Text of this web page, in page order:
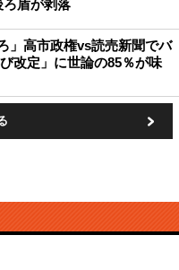
盾が剥落
」高市政権vs読売新聞でバ
改定」に世論の85％が味